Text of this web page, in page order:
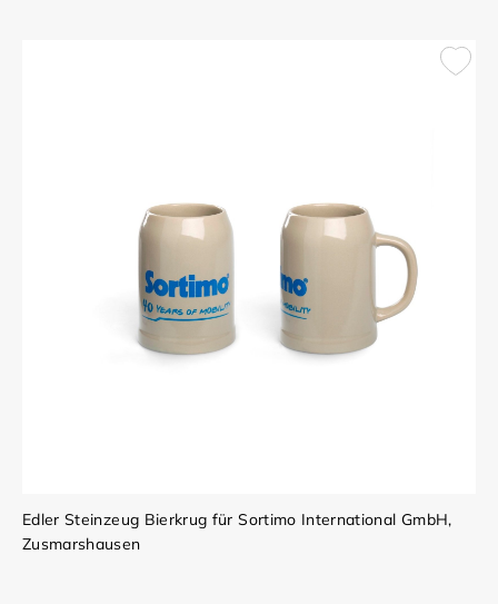
Edler Steinzeug Bierkrug für Sortimo International GmbH,
Zusmarshausen